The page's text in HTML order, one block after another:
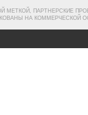
МЕТКОЙ, ПАРТНЕРСКИЕ
НА КОММЕРЧЕСКОЙ